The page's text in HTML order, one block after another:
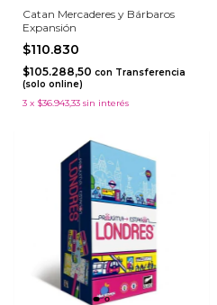
Catan Mercaderes y Bárbaros
Expansión
$110.830
$105.288,50 con Transferencia
(solo online)
3 x $36.943,33 sin interés